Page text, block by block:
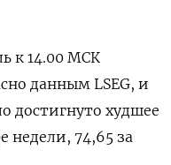
к 14.00 МСК
данным LSEG, ‌и
достигнуто худшее
недели, 74,65 за